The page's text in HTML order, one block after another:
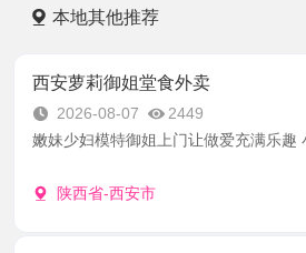
本地其他推荐
西安萝莉御姐堂食外卖
2026-08-07
2449
嫩妹少妇模特御姐上门让做爱充满乐趣
陕西省-西安市